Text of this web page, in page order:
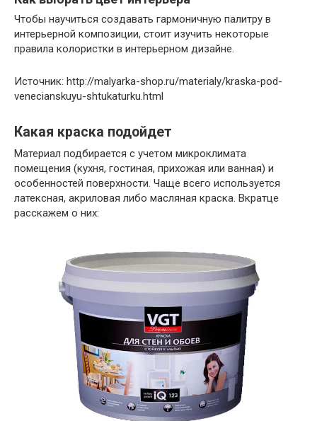
Чтобы научиться создавать гармоничную палитру в
интерьерной композиции, стоит изучить некоторые
правила колористки в интерьерном дизайне.
Источник: http://malyarka-shop.ru/materialy/kraska-pod-
venecianskuyu-shtukaturku.html
Какая краска подойдет
Материал подбирается с учетом микроклимата
помещения (кухня, гостиная, прихожая или ванная) и
особенностей поверхности. Чаще всего используется
латексная, акриловая либо масляная краска. Вкратце
расскажем о них: